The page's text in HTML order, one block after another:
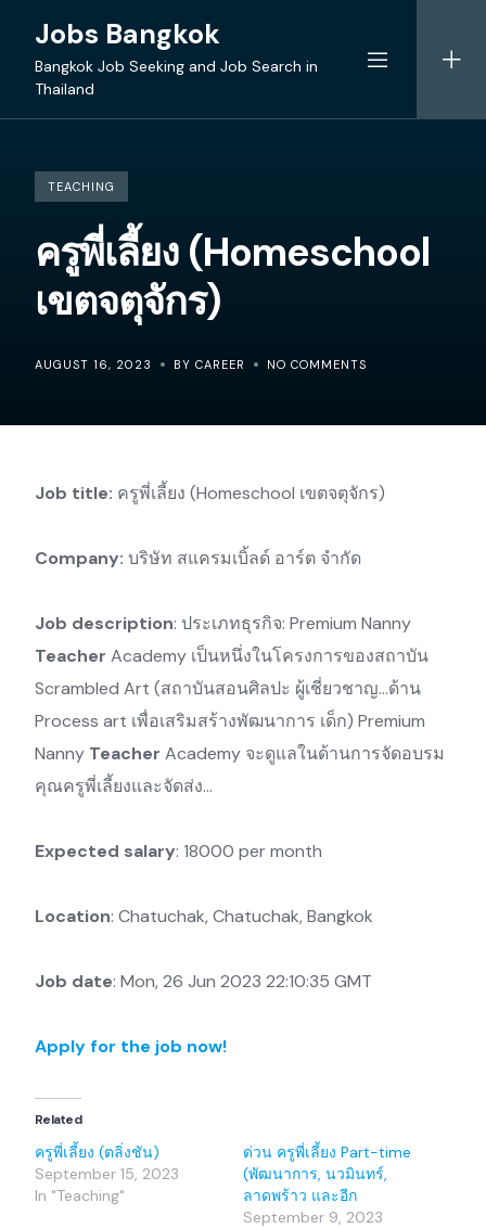
content
Jobs Bangkok
Bangkok Job Seeking and Job Search in
Thailand
TEACHING
ครูพี่เลี้ยง (Homeschool
เขตจตุจักร)
AUGUST 16, 2023 BY CAREER NO COMMENTS
Job title: ครูพี่เลี้ยง (Homeschool เขตจตุจักร)
Company: บริษัท สแครมเบิ้ลด์ อาร์ต จำกัด
Job description: ประเภทธุรกิจ: Premium Nanny
Teacher Academy เป็นหนึ่งในโครงการของสถาบัน
Scrambled Art (สถาบันสอนศิลปะ ผู้เชี่ยวชาญ…ด้าน
Process art เพื่อเสริมสร้างพัฒนาการ เด็ก) Premium
Nanny Teacher Academy จะดูแลในด้านการจัดอบรม
คุณครูพี่เลี้ยงและจัดส่ง…
Expected salary: 18000 per month
Location: Chatuchak, Chatuchak, Bangkok
Job date: Mon, 26 Jun 2023 22:10:35 GMT
Apply for the job now!
Related
ครูพี่เลี้ยง (ตลิ่งชัน)
September 15, 2023
In "Teaching"
ด่วน ครูพี่เลี้ยง Part-time
(พัฒนาการ, นวมินทร์,
ลาดพร้าว และอีก
September 9, 2023